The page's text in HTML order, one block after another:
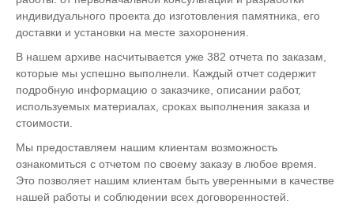
индивидуального проекта до изготовления памятника, его
доставки и установки на месте захоронения.
В нашем архиве насчитывается уже 382 отчета по заказам,
которые мы успешно выполнели. Каждый отчет содержит
подробную информацию о заказчике, описании работ,
используемых материалах, сроках выполнения заказа и
стоимости.
Мы предоставляем нашим клиентам возможность
ознакомиться с отчетом по своему заказу в любое время.
Это позволяет нашим клиентам быть уверенными в качестве
нашей работы и соблюдении всех договоренностей.